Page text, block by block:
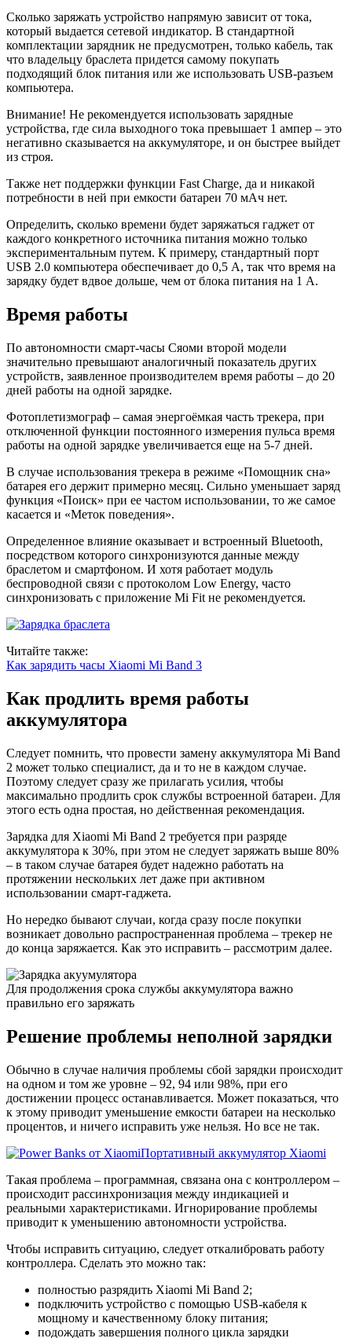
Сколько заряжать устройство напрямую зависит от тока,
который выдается сетевой индикатор. В стандартной
комплектации зарядник не предусмотрен, только кабель, так
что владельцу браслета придется самому покупать
подходящий блок питания или же использовать USB-разъем
компьютера.
Внимание! Не рекомендуется использовать зарядные
устройства, где сила выходного тока превышает 1 ампер – это
негативно сказывается на аккумуляторе, и он быстрее выйдет
из строя.
Также нет поддержки функции Fast Charge, да и никакой
потребности в ней при емкости батареи 70 мАч нет.
Определить, сколько времени будет заряжаться гаджет от
каждого конкретного источника питания можно только
экспериментальным путем. К примеру, стандартный порт
USB 2.0 компьютера обеспечивает до 0,5 А, так что время на
зарядку будет вдвое дольше, чем от блока питания на 1 А.
Время работы
По автономности смарт-часы Сяоми второй модели
значительно превышают аналогичный показатель других
устройств, заявленное производителем время работы – до 20
дней работы на одной зарядке.
Фотоплетизмограф – самая энергоёмкая часть трекера, при
отключенной функции постоянного измерения пульса время
работы на одной зарядке увеличивается еще на 5-7 дней.
В случае использования трекера в режиме «Помощник сна»
батарея его держит примерно месяц. Сильно уменьшает заряд
функция «Поиск» при ее частом использовании, то же самое
касается и «Меток поведения».
Определенное влияние оказывает и встроенный Bluetooth,
посредством которого синхронизуются данные между
браслетом и смартфоном. И хотя работает модуль
беспроводной связи с протоколом Low Energy, часто
синхронизовать с приложение Mi Fit не рекомендуется.
Читайте также:
Как зарядить часы Xiaomi Mi Band 3
Как продлить время работы
аккумулятора
Следует помнить, что провести замену аккумулятора Mi Band
2 может только специалист, да и то не в каждом случае.
Поэтому следует сразу же прилагать усилия, чтобы
максимально продлить срок службы встроенной батареи. Для
этого есть одна простая, но действенная рекомендация.
Зарядка для Xiaomi Mi Band 2 требуется при разряде
аккумулятора к 30%, при этом не следует заряжать выше 80%
– в таком случае батарея будет надежно работать на
протяжении нескольких лет даже при активном
использовании смарт-гаджета.
Но нередко бывают случаи, когда сразу после покупки
возникает довольно распространенная проблема – трекер не
до конца заряжается. Как это исправить – рассмотрим далее.
Для продолжения срока службы аккумулятора важно
правильно его заряжать
Решение проблемы неполной зарядки
Обычно в случае наличия проблемы сбой зарядки происходит
на одном и том же уровне – 92, 94 или 98%, при его
достижении процесс останавливается. Может показаться, что
к этому приводит уменьшение емкости батареи на несколько
процентов, и ничего исправить уже нельзя. Но все не так.
Портативный аккумулятор Xiaomi
Такая проблема – программная, связана она с контроллером –
происходит рассинхронизация между индикацией и
реальными характеристиками. Игнорирование проблемы
приводит к уменьшению автономности устройства.
Чтобы исправить ситуацию, следует откалибровать работу
контроллера. Сделать это можно так:
полностью разрядить Xiaomi Mi Band 2;
подключить устройство с помощью USB-кабеля к
мощному и качественному блоку питания;
подождать завершения полного цикла зарядки